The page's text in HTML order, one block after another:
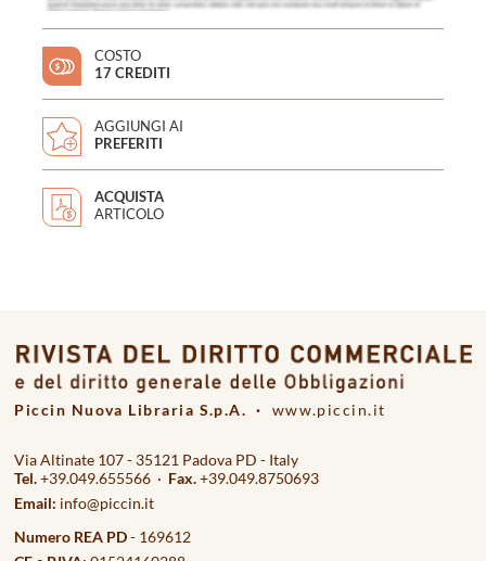
COSTO
17 CREDITI
AGGIUNGI AI
PREFERITI
ACQUISTA
ARTICOLO
Piccin Nuova Libraria S.p.A. · www.piccin.it
Via Altinate 107 - 35121 Padova PD - Italy
Tel.+39.049.655566 · Fax.+39.049.8750693
Email: info@piccin.it
Numero REA PD- 169612